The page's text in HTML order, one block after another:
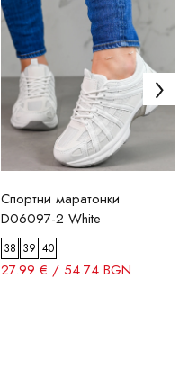
Спортни маратонки
D06097-2 White
38 39 40
27.99 € / 54.74 BGN